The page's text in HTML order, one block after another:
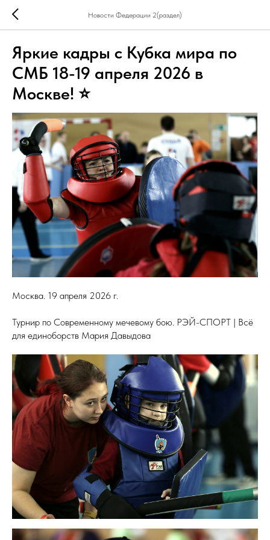
Новости Федерации 2(раздел)
Яркие кадры с Кубка мира по
СМБ 18-19 апреля 2026 в
Москве! ⭐
Москва. 19 апреля 2026 г.
Турнир по Современному мечевому бою. РЭЙ-СПОРТ | Всё
для единоборств Мария Давыдова